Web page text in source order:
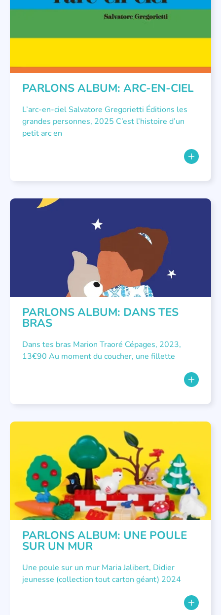
PARLONS ALBUM: ARC-EN-CIEL
L’arc-en-ciel Salvatore Gregorietti Éditions les
grandes personnes, 2025 C’est l’histoire d’un
petit arc en
PARLONS ALBUM: DANS TES
BRAS
Dans tes bras Marion Traoré Cépages, 2023,
13€90 Au moment du coucher, une fillette
PARLONS ALBUM: UNE POULE
SUR UN MUR
Une poule sur un mur Maria Jalibert, Didier
jeunesse (collection tout carton géant) 2024